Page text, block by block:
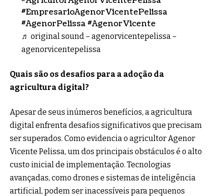
#EmpresarioAgenorVicentePelissa
#AgenorPelissa#AgenorVicente
♬ original sound – agenorvicentepelissa –
agenorvicentepelissa
Quais são os desafios para a adoção da
agricultura digital?
Apesar de seus inúmeros benefícios, a agricultura
digital enfrenta desafios significativos que precisam
ser superados. Como evidencia o agricultor Agenor
Vicente Pelissa, um dos principais obstáculos é o alto
custo inicial de implementação. Tecnologias
avançadas, como drones e sistemas de inteligência
artificial, podem ser inacessíveis para pequenos